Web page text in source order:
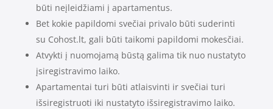
būti neįleidžiami į apartamentus.
Bet kokie papildomi svečiai privalo būti suderinti
su Cohost.lt, gali būti taikomi papildomi mokesčiai.
Atvykti į nuomojamą būstą galima tik nuo nustatyto
įsiregistravimo laiko.
Apartamentai turi būti atlaisvinti ir svečiai turi
išsiregistruoti iki nustatyto išsiregistravimo laiko.